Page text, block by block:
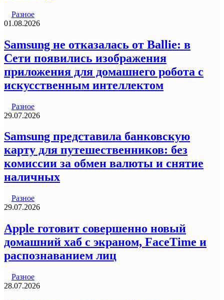
Разное
01.08.2026
Samsung не отказалась от Ballie: в
Сети появились изображения
приложения для домашнего робота с
искусственным интеллектом
Разное
29.07.2026
Samsung представила банковскую
карту для путешественников: без
комиссии за обмен валюты и снятие
наличных
Разное
29.07.2026
Apple готовит совершенно новый
домашний хаб с экраном, FaceTime и
распознаванием лиц
Разное
28.07.2026